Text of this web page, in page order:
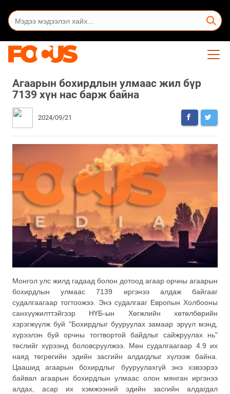
Агаарын бохирдлын улмаас жил бүр
7139 хүн нас барж байна
2024/09/21
Монгол улс жилд гадаад болон дотоод агаар орчны агаарын
бохирдлын улмаас 7139 иргэнээ алдаж байгааг
судалгаагаар тогтоожээ. Энэ судалгааг Европын Холбооны
санхүүжилттэйгээр НҮБ-ын Хөгжлийн хөтөлбөрийн
хэрэгжүүлж буй "Бохирдлыг бууруулах замаар эрүүл мэнд,
хүрээлэн буй орчны тогтвортой байдлыг сайжруулах нь"
төслийг хүрээнд боловсруулжээ. Мөн судалгаагаар 4.9 их
наяд төгрөгийн эдийн засгийн алдагдлыг хүлээж байна.
Цаашид агаарын бохирдлыг бууруулахгүй энэ хэвээрээ
байвал агаарын бохирдлын улмаас олон мянган иргэнээ
алдах, асар их хэмжээний эдийн засгийн алдагдал